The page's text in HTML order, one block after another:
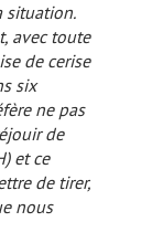
situation.
avec toute
de cerise
six
ne pas
de
et ce
de tirer,
nous